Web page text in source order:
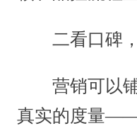
二看口碑，
营销可以铺
真实的度量——